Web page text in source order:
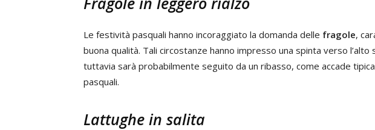
Le festività pasquali hanno incoraggiato la domanda delle fragole,
buona qualità. Tali circostanze hanno impresso una spinta verso l’alto
tuttavia sarà probabilmente seguito da un ribasso, come accade
pasquali.
Lattughe in salita